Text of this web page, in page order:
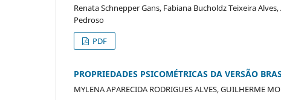
Renata Schnepper Gans, Fabiana Bucholdz Teixeira
Pedroso
PDF
PROPRIEDADES PSICOMÉTRICAS DA VERSÃO
MYLENA APARECIDA RODRIGUES ALVES, GUILHERME